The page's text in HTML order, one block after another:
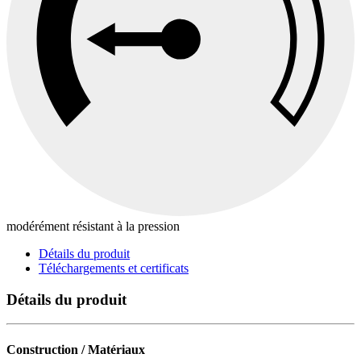
modérément résistant à la pression
Détails du produit
Téléchargements et certificats
Détails du produit
Construction / Matériaux